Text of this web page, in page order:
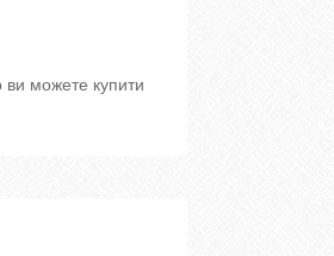
ви можете купити